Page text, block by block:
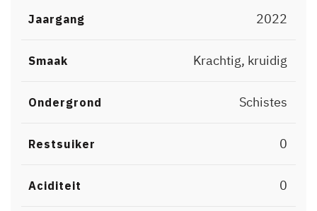
Jaargang 2022
Smaak Krachtig, kruidig
Ondergrond Schistes
Restsuiker 0
Aciditeit 0